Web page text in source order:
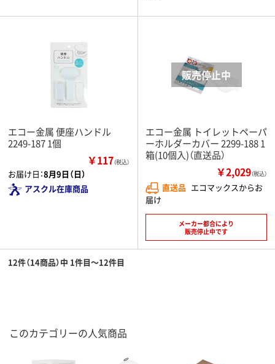
エコー金属 便座ハンドル
2249-187 1個
￥117（税込）
お届け日：8月9日（日）
アスクル在庫商品
エコー金属 トイレットペーパ
ーホルダーカバー 2299-188 1
箱(10個入)（直送品）
￥2,029（税込）
直送品 エコマックスからお
届け
メーカー都合により
販売停止中です
12件（14商品）中 1件目～12件目
このカテゴリーの人気商品